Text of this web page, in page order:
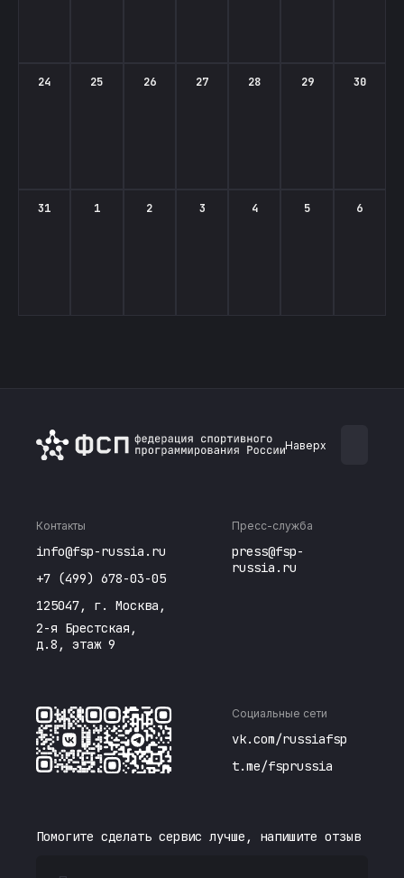
24 25 26 27 28 29 30
31 1 2 3 4 5 6
Наверх
Контакты
info@fsp-russia.ru
+7 (499) 678-03-05
125047, г. Москва,
2-я Брестская,
д.8, этаж 9
Пресс-служба
press@fsp-
russia.ru
Социальные сети
vk.com/russiafsp
t.me/fsprussia
Помогите сделать сервис лучше, напишите отзыв